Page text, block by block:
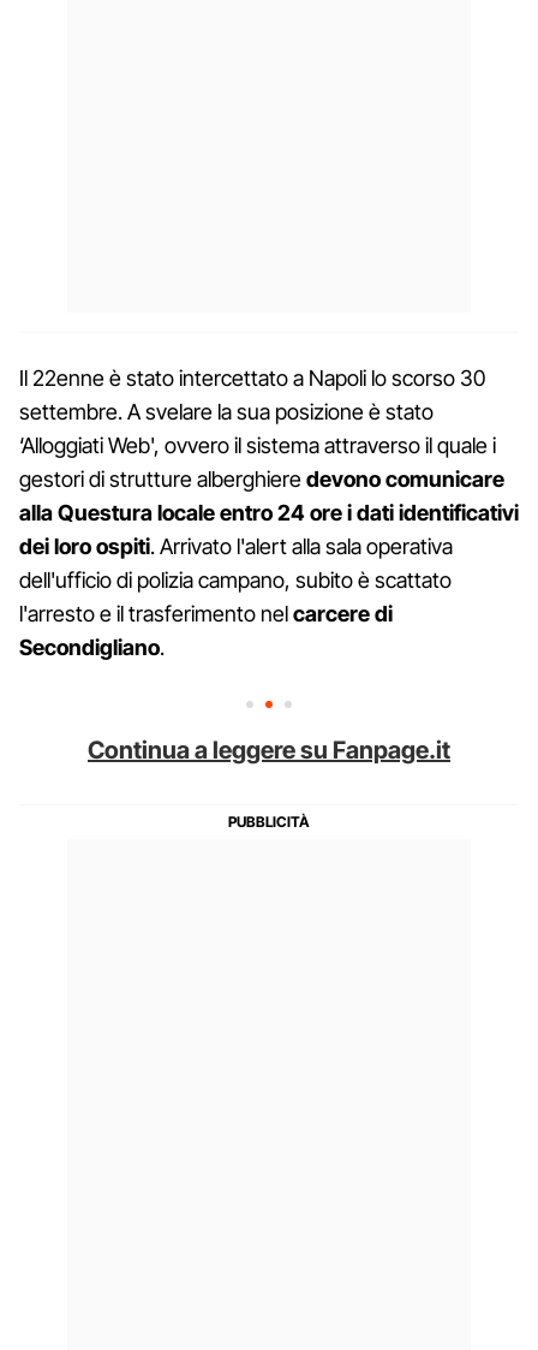
Il 22enne è stato intercettato a Napoli lo scorso 30
settembre. A svelare la sua posizione è stato
‘Alloggiati Web', ovvero il sistema attraverso il quale i
gestori di strutture alberghieredevono comunicare
alla Questura locale entro 24 ore i dati identificativi
dei loro ospiti. Arrivato l'alert alla sala operativa
dell'ufficio di polizia campano, subito è scattato
l'arresto e il trasferimento nelcarcere di
Secondigliano.
Continua a leggere su Fanpage.it